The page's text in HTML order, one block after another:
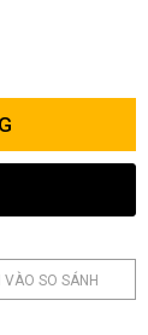
VÀO SO SÁNH